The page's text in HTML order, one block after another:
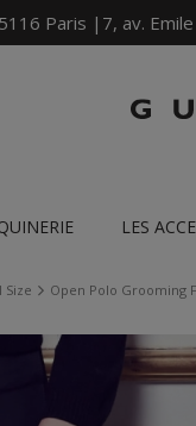
Paris |7, av.
LES
Size Open Polo Grooming